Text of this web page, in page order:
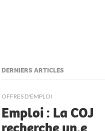
DERNIERS ARTICLES
OFFRES D'EMPLOI
Emploi : La COJ